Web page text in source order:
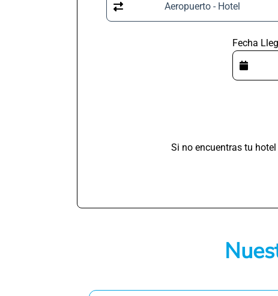
Aeropuerto - Hotel
Fecha
Si no encuentras tu